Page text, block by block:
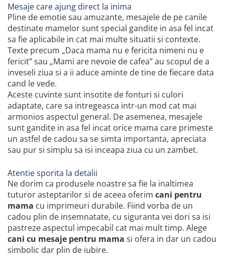
Mesaje care ajung direct la inima
Pline de emotie sau amuzante, mesajele de pe canile
destinate mamelor sunt special gandite in asa fel incat
sa fie aplicabile in cat mai multe situatii si contexte.
Texte precum „Daca mama nu e fericita nimeni nu e
fericit” sau „Mami are nevoie de cafea” au scopul de a
inveseli ziua si a ii aduce aminte de tine de fiecare data
cand le vede.
Aceste cuvinte sunt insotite de fonturi si culori
adaptate, care sa intregeasca intr-un mod cat mai
armonios aspectul general. De asemenea, mesajele
sunt gandite in asa fel incat orice mama care primeste
un astfel de cadou sa se simta importanta, apreciata
sau pur si simplu sa isi inceapa ziua cu un zambet.
Atentie sporita la detalii
Ne dorim ca produsele noastre sa fie la inaltimea
tuturor asteptarilor si de aceea oferim cani pentru
mama cu imprimeuri durabile. Fiind vorba de un
cadou plin de insemnatate, cu siguranta vei dori sa isi
pastreze aspectul impecabil cat mai mult timp. Alege
cani cu mesaje pentru mama si ofera in dar un cadou
simbolic dar plin de iubire.